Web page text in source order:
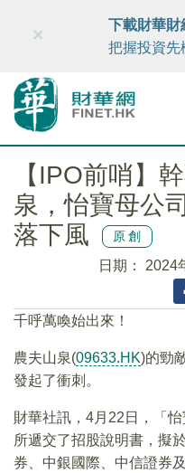
財華智庫網 FINTV
×
下載財華財
把握投資先
【IPO前哨】
泉，怡寶母公
落下風
原創
日期： 2024
千呼萬喚始出來！
農夫山泉(09633.HK)的勁
發起了衝刺。
財華社訊，4月22日，「
所遞交了招股說明書，擬
券、中銀國際、中信證券